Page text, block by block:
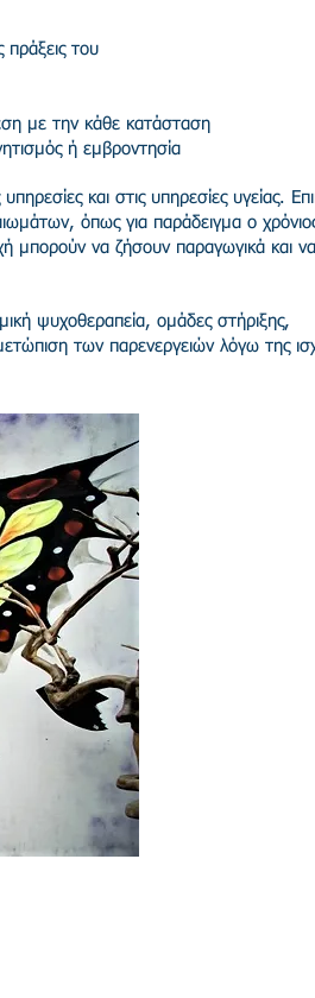
πράξεις του
με την κάθε κατάσταση
ή εμβροντησία
και στις υπηρεσίες υγείας.
όπως για παράδειγμα ο
μπορούν να ζήσουν παραγωγικά και να
ψυχοθεραπεία, ομάδες στήριξης,
των παρενεργειών λόγω της